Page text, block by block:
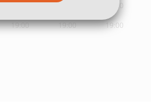
09:00
19:00
09:00
19:00
09:00
19:00